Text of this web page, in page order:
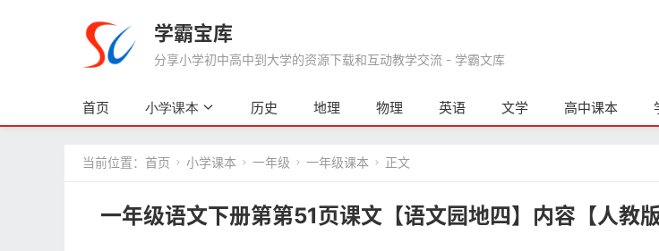
学霸宝库
分享小学初中高中到大学的资源下载和互动教学交流 - 学霸文库
首页 小学课本 历史 地理 物理 英语 文学 高中课本
当前位置： 首页  小学课本  一年级  一年级课本  正文
一年级语文下册第第51页课文【语文园地四】内容【人教版